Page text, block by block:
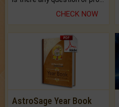
CHECK NOW
AstroSage Year Book